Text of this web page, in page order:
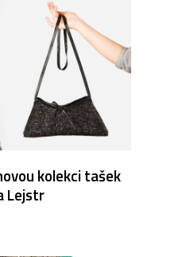
kolekci tašek
Lejstr